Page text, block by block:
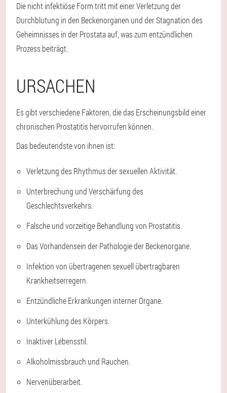
Die nicht infektiöse Form tritt mit einer Verletzung der
Durchblutung in den Beckenorganen und der Stagnation des
Geheimnisses in der Prostata auf, was zum entzündlichen
Prozess beiträgt.
URSACHEN
Es gibt verschiedene Faktoren, die das Erscheinungsbild einer
chronischen Prostatitis hervorrufen können.
Das bedeutendste von ihnen ist:
Verletzung des Rhythmus der sexuellen Aktivität.
Unterbrechung und Verschärfung des
Geschlechtsverkehrs.
Falsche und vorzeitige Behandlung von Prostatitis.
Das Vorhandensein der Pathologie der Beckenorgane.
Infektion von übertragenen sexuell übertragbaren
Krankheitserregern.
Entzündliche Erkrankungen interner Organe.
Unterkühlung des Körpers.
Inaktiver Lebensstil.
Alkoholmissbrauch und Rauchen.
Nervenüberarbeit.